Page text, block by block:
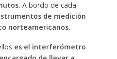
A bordo de cada
de medición
norteamericanos.
es el interferómetro